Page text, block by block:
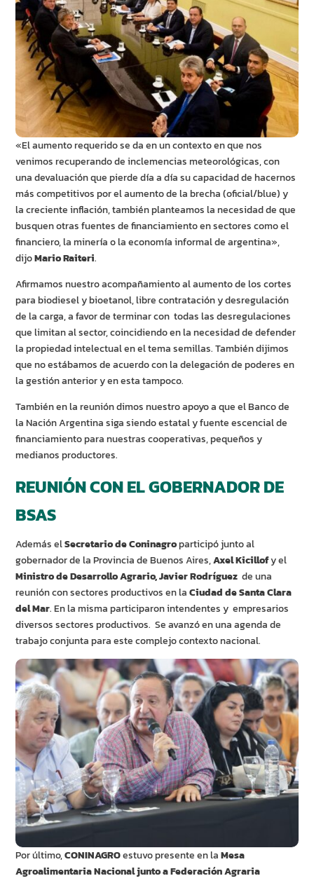
«El aumento requerido se da en un contexto en que nos
venimos recuperando de inclemencias meteorológicas, con
una devaluación que pierde día a día su capacidad de hacernos
más competitivos por el aumento de la brecha (oficial/blue) y
la creciente inflación, también planteamos la necesidad de que
busquen otras fuentes de financiamiento en sectores como el
financiero, la minería o la economía informal de argentina»,
dijoMario Raiteri.
Afirmamos nuestro acompañamiento al aumento de los cortes
para biodiesel y bioetanol, libre contratación y desregulación
de la carga, a favor de terminar con todas las desregulaciones
que limitan al sector, coincidiendo en la necesidad de defender
la propiedad intelectual en el tema semillas. También dijimos
que no estábamos de acuerdo con la delegación de poderes en
la gestión anterior y en esta tampoco.
También en la reunión dimos nuestro apoyo a que el Banco de
la Nación Argentina siga siendo estatal y fuente escencial de
financiamiento para nuestras cooperativas, pequeños y
medianos productores.
REUNIÓN CON EL GOBERNADOR DE
BSAS
Además elSecretario de Coninagroparticipó junto al
gobernador de la Provincia de Buenos Aires,Axel Kicillofy el
Ministro de Desarrollo Agrario, Javier Rodríguez de una
reunión con sectores productivos en laCiudad de Santa Clara
del Mar. En la misma participaron intendentes y empresarios
diversos sectores productivos. Se avanzó en una agenda de
trabajo conjunta para este complejo contexto nacional.
Por último,CONINAGROestuvo presente en laMesa
Agroalimentaria Nacional junto a Federación Agraria